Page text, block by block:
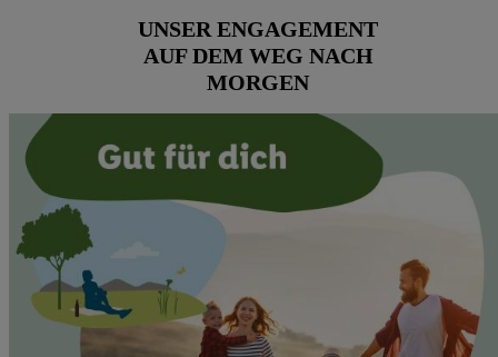
UNSER ENGAGEMENT
AUF DEM WEG NACH
MORGEN